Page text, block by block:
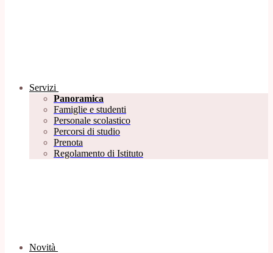
Servizi
Panoramica
Famiglie e studenti
Personale scolastico
Percorsi di studio
Prenota
Regolamento di Istituto
Novità